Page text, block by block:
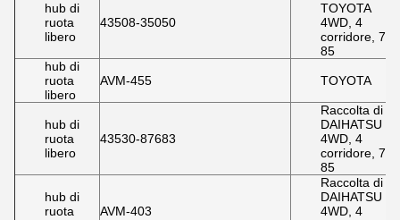
hub di
ruota
libero
43508-35050
TOYOTA
4WD, 4
corridore, 79-
85
hub di
ruota
libero
AVM-455 TOYOTA
hub di
ruota
libero
43530-87683
Raccolta di
DAIHATSU
4WD, 4
corridore, 79-
85
hub di
ruota
AVM-403
Raccolta di
DAIHATSU
4WD, 4